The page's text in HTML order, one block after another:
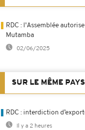
RDC : l'Assemblée
Mutamba
02/06/2025
SUR LE MÊME PAYS
RDC : interdiction
Il y a 2 heures